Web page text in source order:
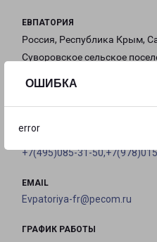
ОШИБКА
error
ЕВПАТОРИЯ
Россия, Республика Крым,
Суворовское сельское
на карте
+7(495)085-31-
EMAIL
Evpatoriya-fr@pecom.ru
ГРАФИК РАБОТЫ